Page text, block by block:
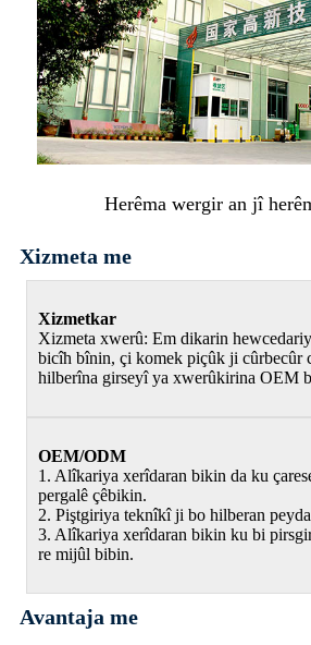
Herêma wergir an jî
Xizmeta me
Xizmetkar
Xizmeta xwerû: Em dikarin
bicîh bînin, çi komek piçûk ji cûrbecûr
hilberîna girseyî ya xwerûkirina OEM
OEM/ODM
1. Alîkariya xerîdaran bikin da ku
pergalê çêbikin.
2. Piştgiriya teknîkî ji bo hilberan
3. Alîkariya xerîdaran bikin ku bi
re mijûl bibin.
Avantaja me